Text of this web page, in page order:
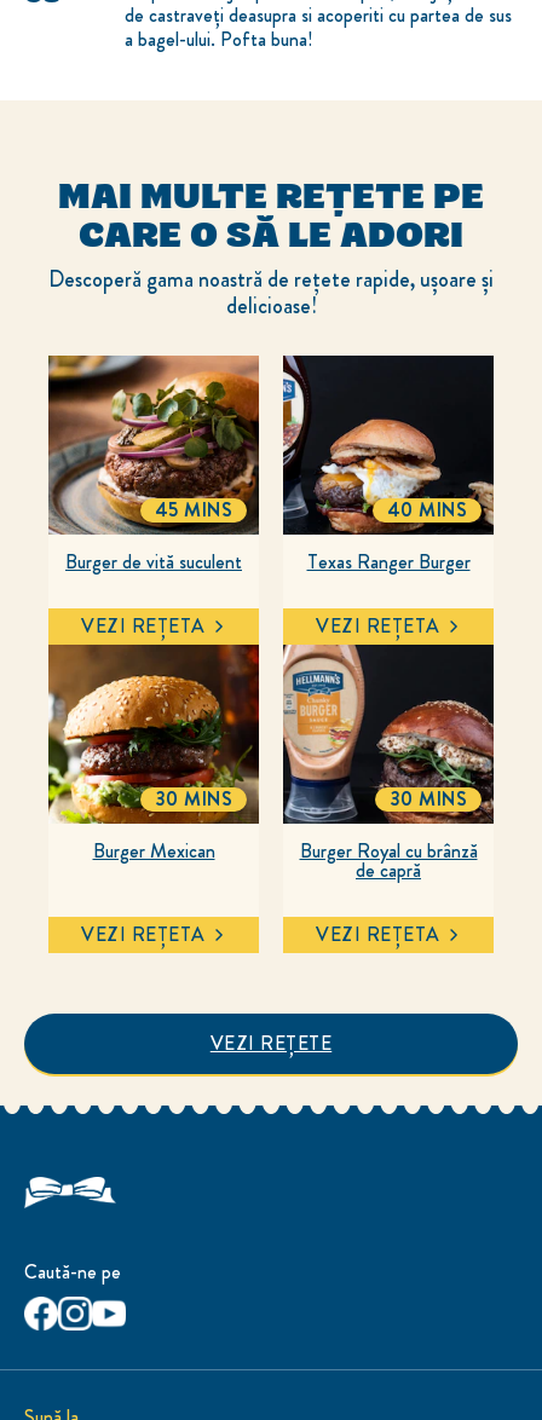
de castraveți deasupra si acoperiti cu partea de sus
a bagel-ului. Pofta buna!
MAI MULTE REȚETE PE
CARE O SĂ LE ADORI
Descoperă gama noastră de rețete rapide, ușoare și
delicioase!
Burger de vită suculent
TOTALTIME
45 MINS
VEZI REȚETA
Texas Ranger Burger
TOTALTIME
40 MINS
VEZI REȚETA
Burger Mexican
TOTALTIME
30 MINS
VEZI REȚETA
Burger Royal cu brânză
de capră
TOTALTIME
30 MINS
VEZI REȚETA
VEZI REȚETE
Caută-ne pe